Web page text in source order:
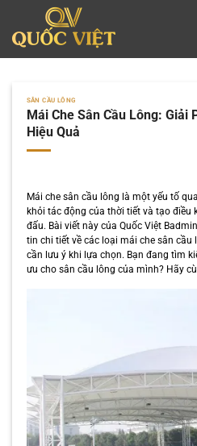
nội
dung
SÂN CẦU LÔNG
Mái Che Sân Cầu Lông: Giải
Hiệu Quả
Mái che sân cầu lông là một yếu tố
khỏi tác động của thời tiết và tạo điều
đấu. Bài viết này của Quốc Việt
tin chi tiết về các loại mái che sân cầu
cần lưu ý khi lựa chọn. Bạn đang tìm
ưu cho sân cầu lông của mình? Hãy